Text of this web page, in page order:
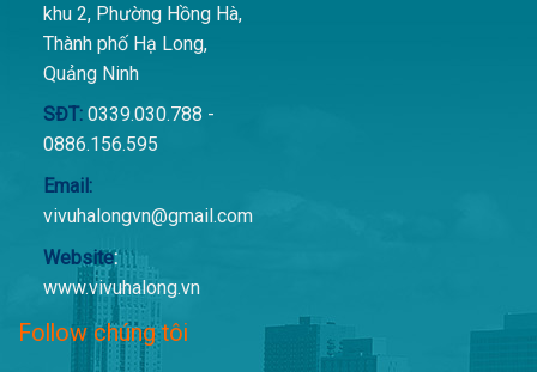
khu 2, Phường Hồng Hà,
Thành phố Hạ Long,
Quảng Ninh
SĐT:0339.030.788 -
0886.156.595
Email:
vivuhalongvn@gmail.com
Website:
www.vivuhalong.vn
Follow chúng tôi